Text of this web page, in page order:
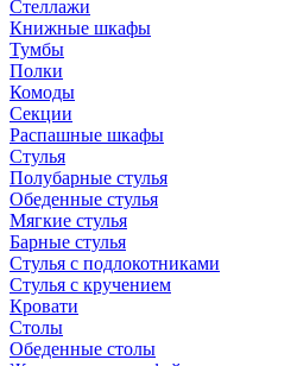
Стеллажи
Книжные шкафы
Тумбы
Полки
Комоды
Секции
Распашные шкафы
Стулья
Полубарные стулья
Обеденные стулья
Мягкие стулья
Барные стулья
Стулья с подлокотниками
Стулья с кручением
Кровати
Столы
Обеденные столы